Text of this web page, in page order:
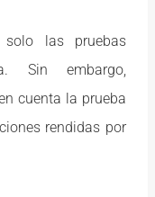
las pruebas
Sin embargo,
cuenta la prueba
rendidas por